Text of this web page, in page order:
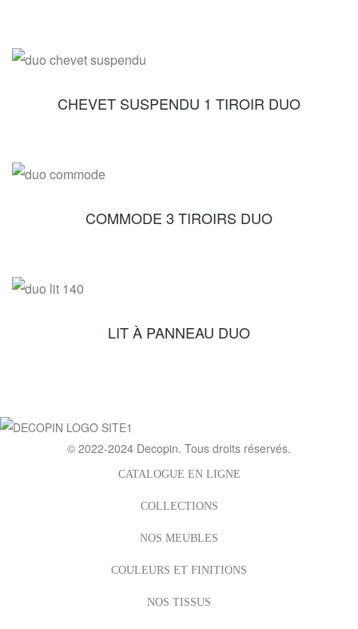
CHEVET SUSPENDU 1 TIROIR DUO
COMMODE 3 TIROIRS DUO
LIT À PANNEAU DUO
© 2022-2024 Decopin. Tous droits réservés.
CATALOGUE EN LIGNE
COLLECTIONS
NOS MEUBLES
COULEURS ET FINITIONS
NOS TISSUS